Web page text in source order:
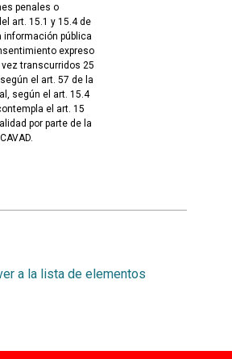
penales o
art. 15.1 y 15.4 de
información pública
expreso
transcurridos 25
el art. 57 de la
según el art. 15.4
el art. 15
por parte de la
a la lista de elementos